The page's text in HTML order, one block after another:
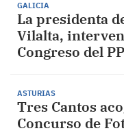
GALICIA
La presidenta
Vilalta,
Congreso del
ASTURIAS
Tres Cantos
Concurso de